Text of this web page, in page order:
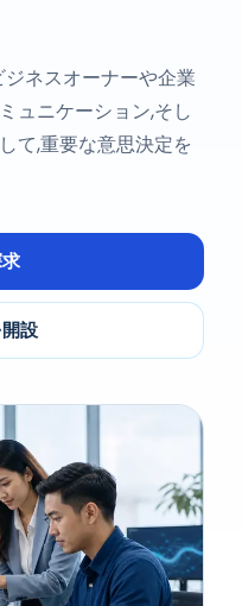
ネスオーナーや企業
ュニケーション,そし
て,重要な意思決定を
設